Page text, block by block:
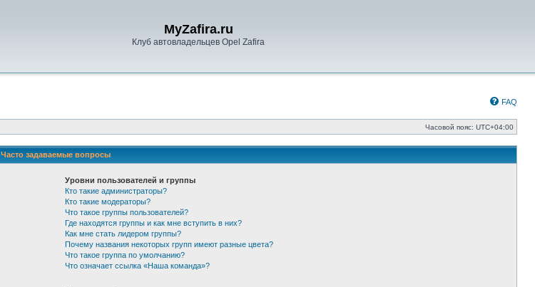
MyZafira.ru
Клуб автовладельцев Opel Zafira
FAQ
Часовой пояс: UTC+04:00
Часто задаваемые вопросы
Уровни пользователей и группы
Кто такие администраторы?
Кто такие модераторы?
Что такое группы пользователей?
Где находятся группы и как мне вступить в них?
Как мне стать лидером группы?
Почему названия некоторых групп имеют разные цвета?
Что такое группа по умолчанию?
Что означает ссылка «Наша команда»?